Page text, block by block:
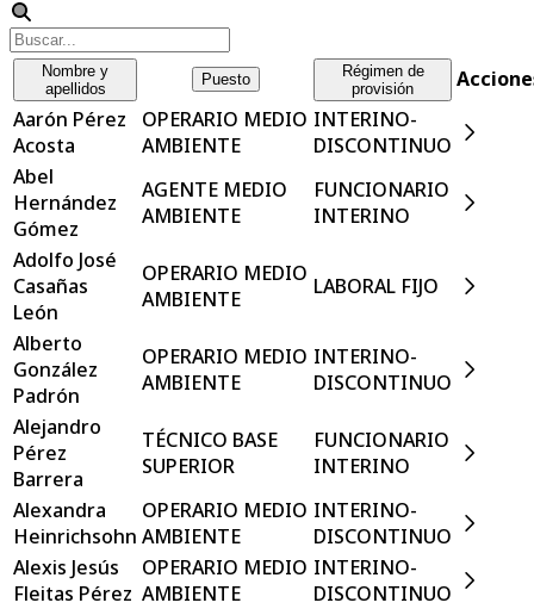
Nombre y
apellidos
Puesto
Régimen de
provisión
Aarón Pérez
Acosta
OPERARIO MEDIO
AMBIENTE
INTERINO-
DISCONTINUO
Abel
Hernández
Gómez
AGENTE MEDIO
AMBIENTE
FUNCIONARIO
INTERINO
Adolfo José
Casañas
León
OPERARIO MEDIO
AMBIENTE
LABORAL FIJO
Alberto
González
Padrón
OPERARIO MEDIO
AMBIENTE
INTERINO-
DISCONTINUO
Alejandro
Pérez
Barrera
TÉCNICO BASE
SUPERIOR
FUNCIONARIO
INTERINO
Alexandra
Heinrichsohn
OPERARIO MEDIO
AMBIENTE
INTERINO-
DISCONTINUO
Alexis Jesús
Fleitas Pérez
OPERARIO MEDIO
AMBIENTE
INTERINO-
DISCONTINUO